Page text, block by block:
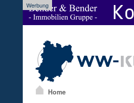
Werbung
Home